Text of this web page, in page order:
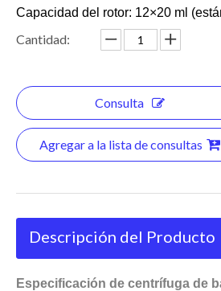
Capacidad del rotor: 12×20 ml
Cantidad:
Consulta
Agregar a la lista de consultas
Descripción del Producto
Especificación de centrífuga de